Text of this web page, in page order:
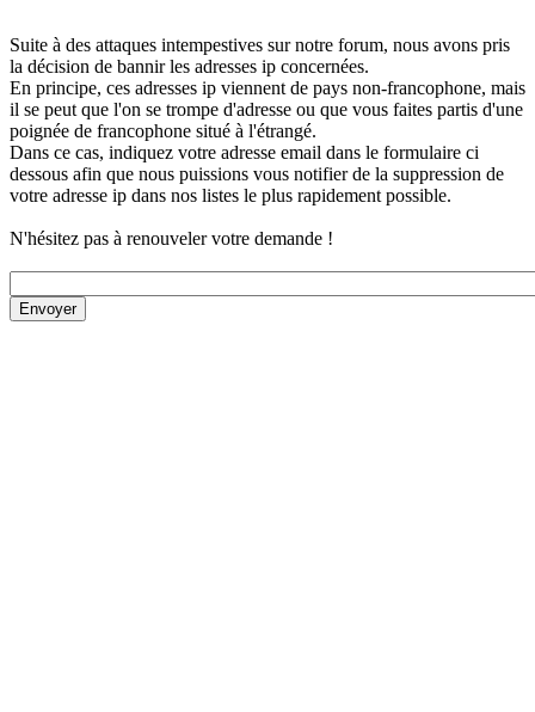
Suite à des attaques intempestives sur notre forum, nous avons pris
la décision de bannir les adresses ip concernées.
En principe, ces adresses ip viennent de pays non-francophone, mais
il se peut que l'on se trompe d'adresse ou que vous faites partis d'une
poignée de francophone situé à l'étrangé.
Dans ce cas, indiquez votre adresse email dans le formulaire ci
dessous afin que nous puissions vous notifier de la suppression de
votre adresse ip dans nos listes le plus rapidement possible.
N'hésitez pas à renouveler votre demande !